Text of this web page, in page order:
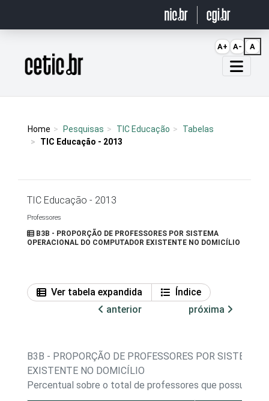
Página inicial
Home Pesquisas TIC Educação
Tabelas
TIC Educação - 2013
TIC Educação - 2013
Professores
B3B - PROPORÇÃO DE PROFESSORES POR SISTEMA
OPERACIONAL DO COMPUTADOR EXISTENTE NO DOMICÍLIO
Ver tabela expandida
Índice
anterior
próxima
B3B - PROPORÇÃO DE PROFESSORES POR SISTEMA
EXISTENTE NO DOMICÍLIO
Percentual sobre o total de professores que possuem
A+ A- A